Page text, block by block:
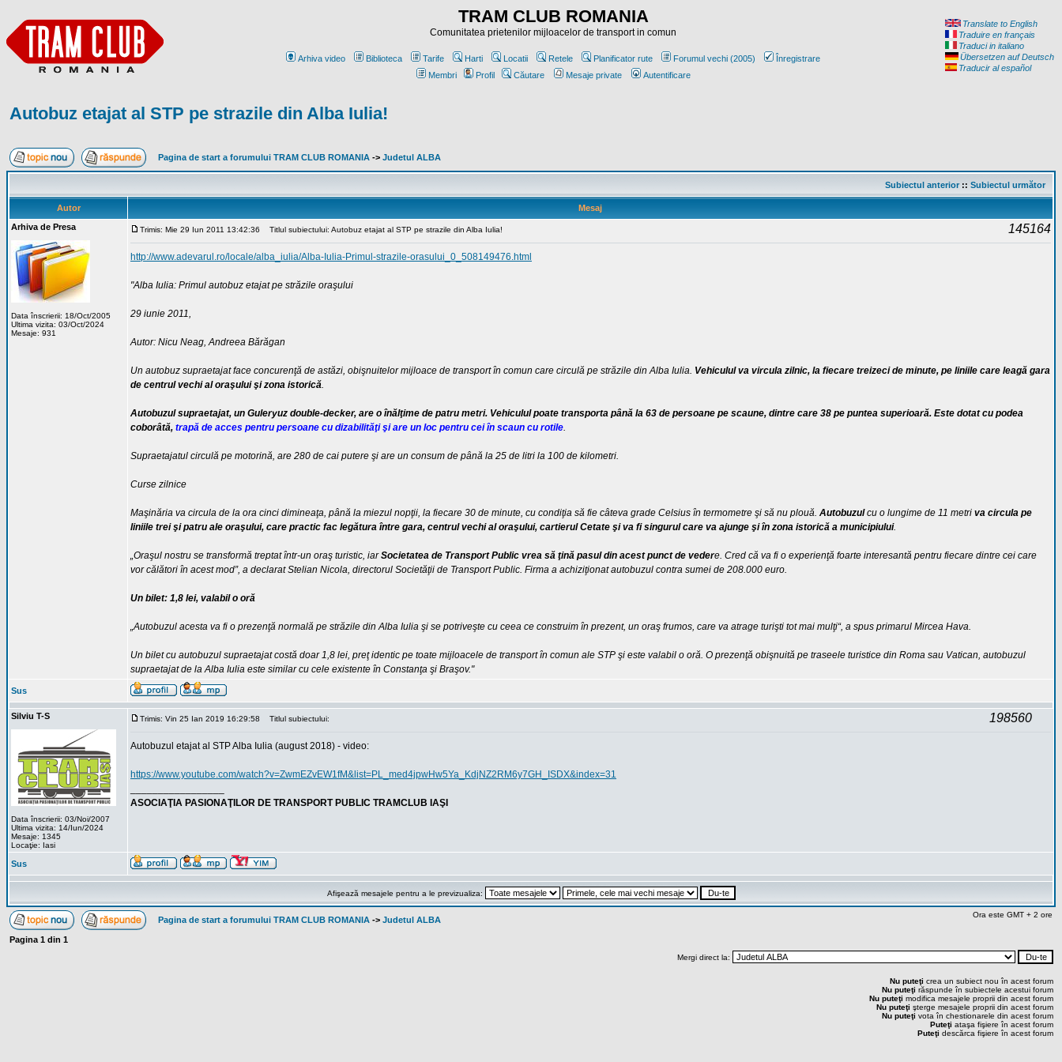
TRAM CLUB ROMANIA
Comunitatea prietenilor mijloacelor de transport in comun
Arhiva video Biblioteca Tarife Harti Locatii Retele Planificator rute Forumul vechi (2005)
Înregistrare
Membri
Profil Căutare Mesaje private Autentificare
Translate to English
Traduire en français
Traduci in italiano
Übersetzen auf Deutsch
Traducir al español
Autobuz etajat al STP pe strazile din Alba Iulia!
Pagina de start a forumului TRAM CLUB ROMANIA -> Judetul ALBA
Subiectul anterior:: Subiectul următor
Autor
Mesaj
Arhiva de Presa
Data înscrierii: 18/Oct/2005
Ultima vizita: 03/Oct/2024
Mesaje: 931
Trimis: Mie 29 Iun 2011 13:42:36 Titlul subiectului: Autobuz etajat al STP pe strazile din Alba Iulia! 145164
http://www.adevarul.ro/locale/alba_iulia/Alba-Iulia-Primul-strazile-orasului_0_508149476.html
"Alba Iulia: Primul autobuz etajat pe străzile oraşului
29 iunie 2011,
Autor: Nicu Neag, Andreea Bărăgan
Un autobuz supraetajat face concurenţă de astăzi, obişnuitelor mijloace de transport în comun care circulă pe străzile din Alba Iulia. Vehiculul va vircula zilnic, la fiecare treizeci de minute, pe liniile care leagă gara
de centrul vechi al oraşului şi zona istorică.
Autobuzul supraetajat, un Guleryuz double-decker, are o înălţime de patru metri. Vehiculul poate transporta până la 63 de persoane pe scaune, dintre care 38 pe puntea superioară. Este dotat cu podea
coborâtă, trapă de acces pentru persoane cu dizabilităţi şi are un loc pentru cei în scaun cu rotile.
Supraetajatul circulă pe motorină, are 280 de cai putere şi are un consum de până la 25 de litri la 100 de kilometri.
Curse zilnice
Maşinăria va circula de la ora cinci dimineaţa, până la miezul nopţii, la fiecare 30 de minute, cu condiţia să fie câteva grade Celsius în termometre şi să nu plouă. Autobuzulcu o lungime de 11 metri va circula pe
liniile trei şi patru ale oraşului, care practic fac legătura între gara, centrul vechi al oraşului, cartierul Cetate şi va fi singurul care va ajunge şi în zona istorică a municipiului.
„Oraşul nostru se transformă treptat într-un oraş turistic, iarSocietatea de Transport Public vrea să ţină pasul din acest punct de vedere. Cred că va fi o experienţă foarte interesantă pentru fiecare dintre cei care
vor călători în acest mod”, a declarat Stelian Nicola, directorul Societăţii de Transport Public. Firma a achiziţionat autobuzul contra sumei de 208.000 euro.
Un bilet: 1,8 lei, valabil o oră
„Autobuzul acesta va fi o prezenţă normală pe străzile din Alba Iulia şi se potriveşte cu ceea ce construim în prezent, un oraş frumos, care va atrage turişti tot mai mulţi“, a spus primarul Mircea Hava.
Un bilet cu autobuzul supraetajat costă doar 1,8 lei, preţ identic pe toate mijloacele de transport în comun ale STP şi este valabil o oră. O prezenţă obişnuită pe traseele turistice din Roma sau Vatican, autobuzul
supraetajat de la Alba Iulia este similar cu cele existente în Constanţa şi Braşov."
Sus
Silviu T-S
Data înscrierii: 03/Noi/2007
Ultima vizita: 14/Iun/2024
Mesaje: 1345
Locaţie: Iasi
Trimis: Vin 25 Ian 2019 16:29:58 Titlul subiectului: 198560
Autobuzul etajat al STP Alba Iulia (august 2018) - video:
https://www.youtube.com/watch?v=ZwmEZvEW1fM&list=PL_med4jpwHw5Ya_KdjNZ2RM6y7GH_ISDX&index=31
ASOCIAŢIA PASIONAŢILOR DE TRANSPORT PUBLIC TRAMCLUB IAŞI
Sus
Afişează mesajele pentru a le previzualiza:
Pagina de start a forumului TRAM CLUB ROMANIA -> Judetul ALBA
Ora este GMT + 2 ore
Pagina 1 din 1
Mergi direct la:
Nu puteţi crea un subiect nou în acest forum
Nu puteţi răspunde în subiectele acestui forum
Nu puteţi modifica mesajele proprii din acest forum
Nu puteţi şterge mesajele proprii din acest forum
Nu puteţi vota în chestionarele din acest forum
Puteţi ataşa fişiere în acest forum
Puteţi descărca fişiere în acest forum